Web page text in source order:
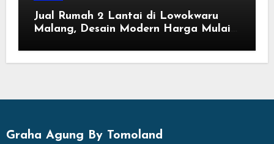
Jual Rumah 2 Lantai di Lowokwaru
Malang, Desain Modern Harga Mulai
Graha Agung By Tomoland